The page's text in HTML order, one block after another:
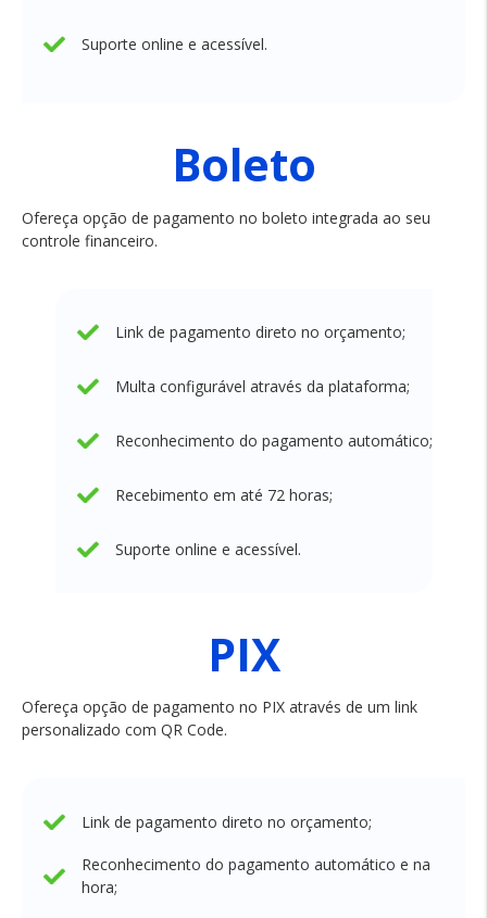
Suporte online e acessível.
Boleto
Ofereça opção de pagamento no boleto integrada ao seu
controle financeiro.
Link de pagamento direto no orçamento;
Multa configurável através da plataforma;
Reconhecimento do pagamento automático;
Recebimento em até 72 horas;
Suporte online e acessível.
PIX
Ofereça opção de pagamento no PIX através de um link
personalizado com QR Code.
Link de pagamento direto no orçamento;
Reconhecimento do pagamento automático e na
hora;